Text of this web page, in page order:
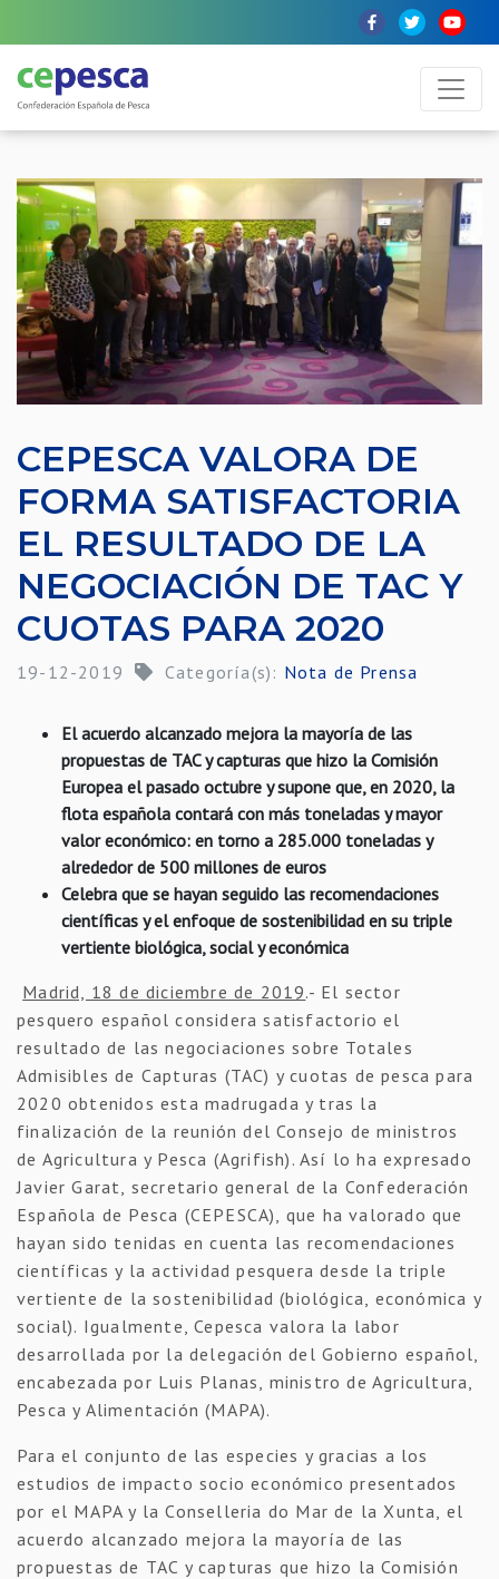
CEPESCA VALORA DE
FORMA SATISFACTORIA
EL RESULTADO DE LA
NEGOCIACIÓN DE TAC Y
CUOTAS PARA 2020
19-12-2019 Categoría(s): Nota de Prensa
El acuerdo alcanzado mejora la mayoría de las
propuestas de TAC y capturas que hizo la Comisión
Europea el pasado octubre y supone que, en 2020, la
flota española contará con más toneladas y mayor
valor económico: en torno a 285.000 toneladas y
alrededor de 500 millones de euros
Celebra que se hayan seguido las recomendaciones
científicas y el enfoque de sostenibilidad en su triple
vertiente biológica, social y económica
Madrid, 18 de diciembre de 2019.- El sector
pesquero español considera satisfactorio el
resultado de las negociaciones sobre Totales
Admisibles de Capturas (TAC) y cuotas de pesca para
2020 obtenidos esta madrugada y tras la
finalización de la reunión del Consejo de ministros
de Agricultura y Pesca (Agrifish). Así lo ha expresado
Javier Garat, secretario general de la Confederación
Española de Pesca (CEPESCA), que ha valorado que
hayan sido tenidas en cuenta las recomendaciones
científicas y la actividad pesquera desde la triple
vertiente de la sostenibilidad (biológica, económica y
social). Igualmente, Cepesca valora la labor
desarrollada por la delegación del Gobierno español,
encabezada por Luis Planas, ministro de Agricultura,
Pesca y Alimentación (MAPA).
Para el conjunto de las especies y gracias a los
estudios de impacto socio económico presentados
por el MAPA y la Conselleria do Mar de la Xunta, el
acuerdo alcanzado mejora la mayoría de las
propuestas de TAC y capturas que hizo la Comisión